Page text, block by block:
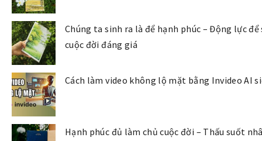
Chúng ta sinh ra là để hạnh phúc – Động lực
cuộc đời đáng giá
Cách làm video không lộ mặt bằng Invideo AI
Hạnh phúc đủ làm chủ cuộc đời – Thấu suốt